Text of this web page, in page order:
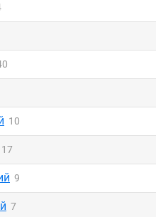
10
17
9
7